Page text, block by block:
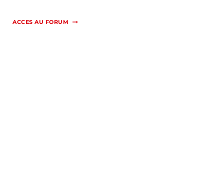
ACCES AU FORUM